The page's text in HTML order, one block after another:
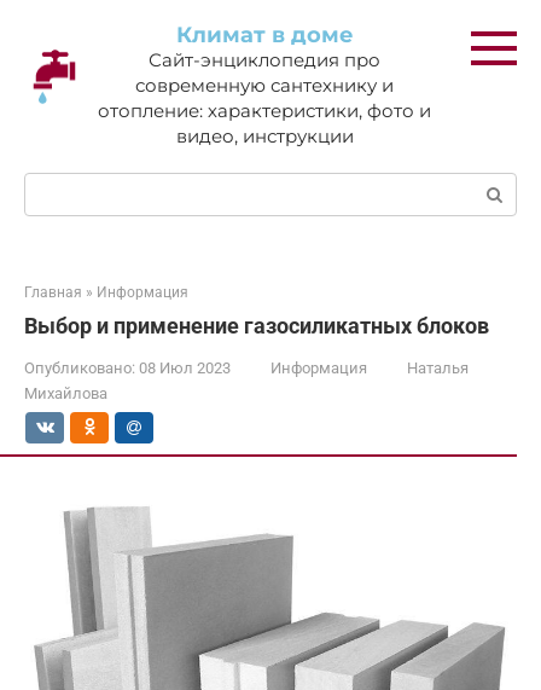
контенту
Климат в доме
Сайт-энциклопедия про
современную сантехнику и
отопление: характеристики, фото и
видео, инструкции
Поиск:
Главная » Информация
Выбор и применение газосиликатных блоков
Опубликовано: 08 Июл 2023 Информация
Наталья
Михайлова